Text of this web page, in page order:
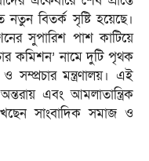
বিতর্ক সৃষ্টি হয়েছে।
সুপারিশ পাশ কাটিয়ে
কমিশন’ নামে দুটি পৃথক
মন্ত্রণালয়। এই
এবং আমলাতান্ত্রিক
সাংবাদিক সমাজ ও